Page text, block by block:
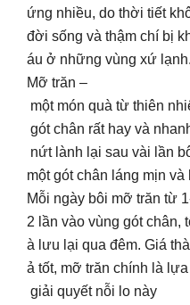
ứng nhiều, do thời tiết
đời sống và thậm chí bị
áu ở những vùng xứ lạnh.
Mỡ trăn –
một món quà từ thiên
gót chân rất hay và
nứt lành lại sau vài lần
một gót chân láng mịn và
Mỗi ngày bôi mỡ trăn từ
2 lần vào vùng gót chân,
à lưu lại qua đêm. Giá
ả tốt, mỡ trăn chính là
giải quyết nỗi lo này